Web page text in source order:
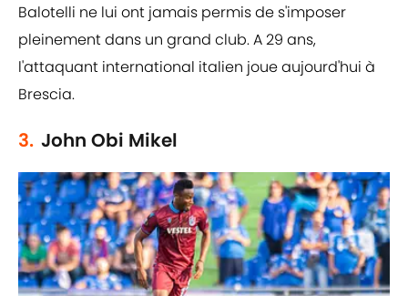
Balotelli ne lui ont jamais permis de s'imposer
pleinement dans un grand club. A 29 ans,
l'attaquant international italien joue aujourd'hui à
Brescia.
3. John Obi Mikel